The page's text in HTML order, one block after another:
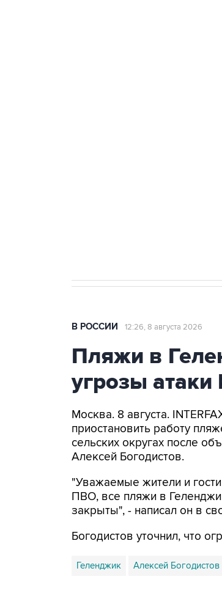
В РОССИИ 12:26, 8 августа 2026
Пляжи в
угрозы
Москва. 8 августа.
приостановить работу
сельских округах после
Алексей Богодистов.
"Уважаемые жители и
ПВО, все пляжи в
закрыты", - написал он в
Богодистов уточнил, что
Геленджик Алексей Богодистов